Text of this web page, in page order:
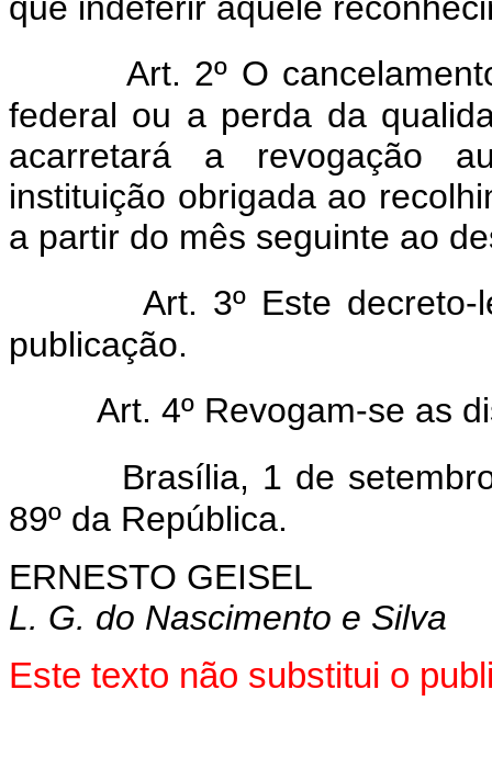
Art. 2º O
federal ou a perda da
acarretará a revogação
instituição obrigada ao
a partir do mês seguinte ao
Art. 3º Este
publicação.
Art. 4º Revogam-se as
Brasília, 1 de
89º da República.
ERNESTO GEISEL
L. G. do Nascimento e Silva
Este texto não substitui o